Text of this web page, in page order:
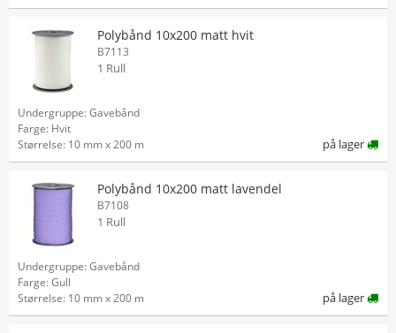
Polybånd 10x200 matt hvit
B7113
1 Rull
Undergruppe: Gavebånd
Farge: Hvit
Størrelse: 10 mm x 200 m
på lager
Polybånd 10x200 matt lavendel
B7108
1 Rull
Undergruppe: Gavebånd
Farge: Gull
Størrelse: 10 mm x 200 m
på lager